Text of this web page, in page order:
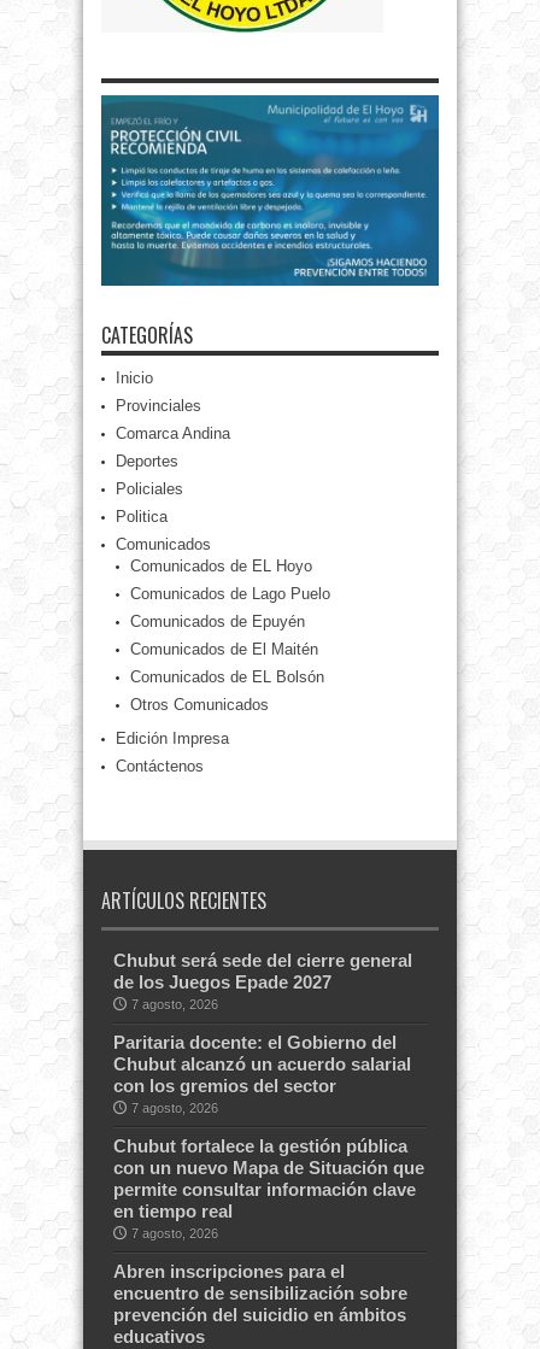
CATEGORÍAS
Inicio
Provinciales
Comarca Andina
Deportes
Policiales
Politica
Comunicados
Comunicados de EL Hoyo
Comunicados de Lago Puelo
Comunicados de Epuyén
Comunicados de El Maitén
Comunicados de EL Bolsón
Otros Comunicados
Edición Impresa
Contáctenos
ARTÍCULOS RECIENTES
Chubut será sede del cierre general
de los Juegos Epade 2027
7 agosto, 2026
Paritaria docente: el Gobierno del
Chubut alcanzó un acuerdo salarial
con los gremios del sector
7 agosto, 2026
Chubut fortalece la gestión pública
con un nuevo Mapa de Situación que
permite consultar información clave
en tiempo real
7 agosto, 2026
Abren inscripciones para el
encuentro de sensibilización sobre
prevención del suicidio en ámbitos
educativos